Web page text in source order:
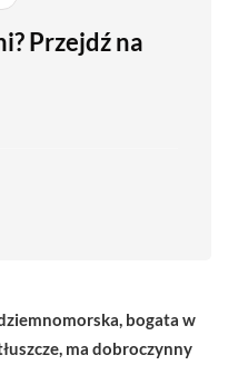
Przejdź na
bogata w
ma dobroczynny